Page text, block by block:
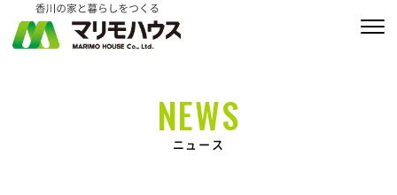
NEWS
ニュース